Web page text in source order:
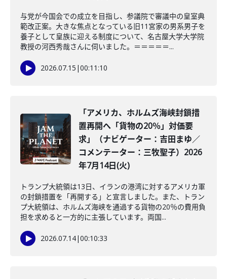
与党が今国会での成立を目指し、参議院で審議中の皇室典
範改正案。大きな焦点となっている旧11宮家の男系男子を
養子として皇族に迎える制度について、名古屋大学大学院
教授の河西秀哉さんに伺いました。＝＝＝＝＝...
2026.07.15 |00:11:10
「アメリカ、ホルムズ海峡封鎖措
置再開へ「貨物の20％」対価要
求」（ナビゲーター：吉田まゆ／
コメンテーター：三牧聖子）2026
年7月14日(火)
トランプ大統領は13日、イランの港湾に対するアメリカ軍
の封鎖措置を「再開する」と宣言しました。また、トラン
プ大統領は、ホルムズ海峡を通過する貨物の20％の費用負
担を求めると一方的に主張しています。両国...
2026.07.14|00:10:33